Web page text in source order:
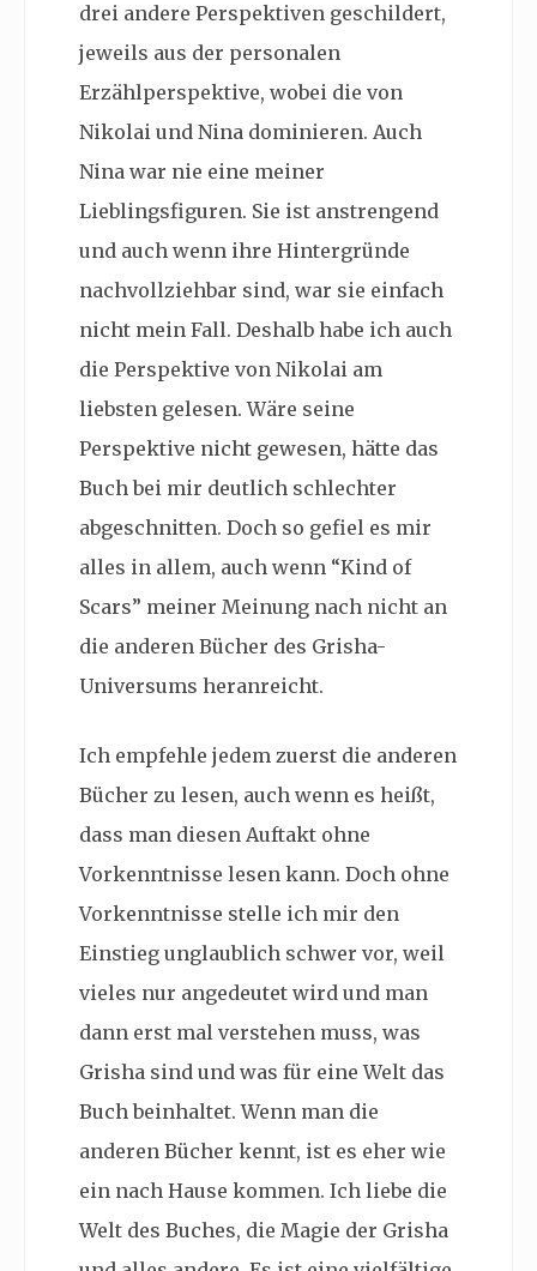
drei andere Perspektiven geschildert,
jeweils aus der personalen
Erzählperspektive, wobei die von
Nikolai und Nina dominieren. Auch
Nina war nie eine meiner
Lieblingsfiguren. Sie ist anstrengend
und auch wenn ihre Hintergründe
nachvollziehbar sind, war sie einfach
nicht mein Fall. Deshalb habe ich auch
die Perspektive von Nikolai am
liebsten gelesen. Wäre seine
Perspektive nicht gewesen, hätte das
Buch bei mir deutlich schlechter
abgeschnitten. Doch so gefiel es mir
alles in allem, auch wenn “Kind of
Scars” meiner Meinung nach nicht an
die anderen Bücher des Grisha-
Universums heranreicht.
Ich empfehle jedem zuerst die anderen
Bücher zu lesen, auch wenn es heißt,
dass man diesen Auftakt ohne
Vorkenntnisse lesen kann. Doch ohne
Vorkenntnisse stelle ich mir den
Einstieg unglaublich schwer vor, weil
vieles nur angedeutet wird und man
dann erst mal verstehen muss, was
Grisha sind und was für eine Welt das
Buch beinhaltet. Wenn man die
anderen Bücher kennt, ist es eher wie
ein nach Hause kommen. Ich liebe die
Welt des Buches, die Magie der Grisha